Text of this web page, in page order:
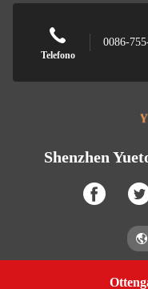
Telefono
0086-
Shenzhen
Shenzhen